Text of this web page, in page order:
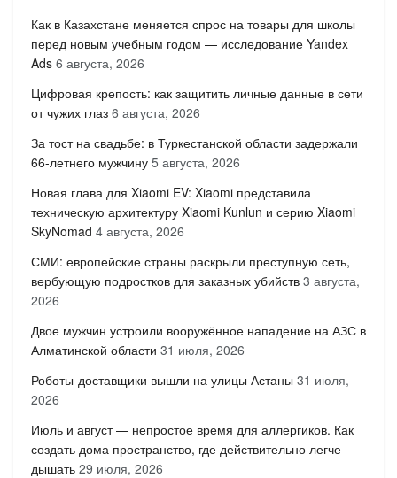
Как в Казахстане меняется спрос на товары для школы
перед новым учебным годом — исследование Yandex
Ads 6 августа, 2026
Цифровая крепость: как защитить личные данные в сети
от чужих глаз 6 августа, 2026
За тост на свадьбе: в Туркестанской области задержали
66-летнего мужчину 5 августа, 2026
Новая глава для Xiaomi EV: Xiaomi представила
техническую архитектуру Xiaomi Kunlun и серию Xiaomi
SkyNomad 4 августа, 2026
СМИ: европейские страны раскрыли преступную сеть,
вербующую подростков для заказных убийств 3 августа,
2026
Двое мужчин устроили вооружённое нападение на АЗС в
Алматинской области 31 июля, 2026
Роботы-доставщики вышли на улицы Астаны 31 июля,
2026
Июль и август — непростое время для аллергиков. Как
создать дома пространство, где действительно легче
дышать 29 июля, 2026